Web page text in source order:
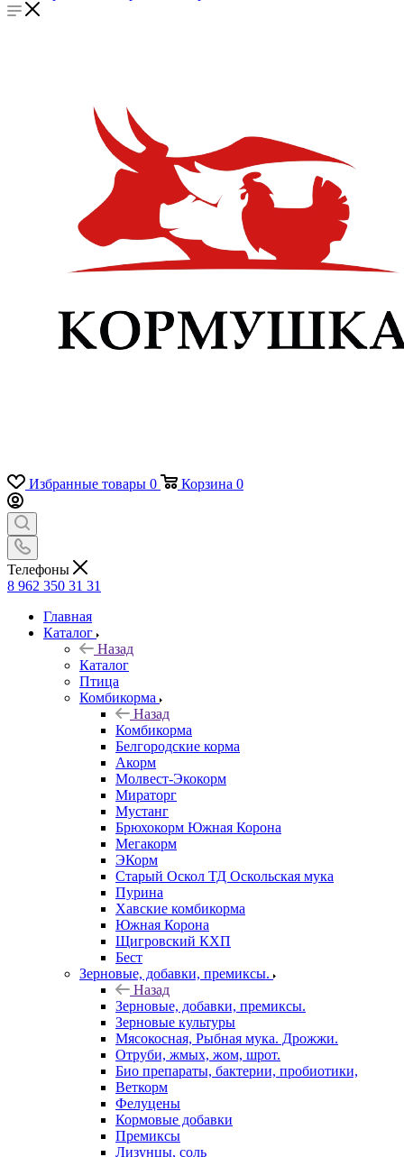
Избранные товары 0 Корзина 0
Телефоны
8 962 350 31 31
Главная
Каталог
Назад
Каталог
Птица
Комбикорма
Назад
Комбикорма
Белгородские корма
Акорм
Молвест-Экокорм
Мираторг
Мустанг
Брюхокорм Южная Корона
Мегакорм
ЭКорм
Старый Оскол ТД Оскольская мука
Пурина
Хавские комбикорма
Южная Корона
Щигровский КХП
Бест
Зерновые, добавки, премиксы.
Назад
Зерновые, добавки, премиксы.
Зерновые культуры
Мясокосная, Рыбная мука. Дрожжи.
Отруби, жмых, жом, шрот.
Био препараты, бактерии, пробиотики,
Веткорм
Фелуцены
Кормовые добавки
Премиксы
Лизунцы, соль